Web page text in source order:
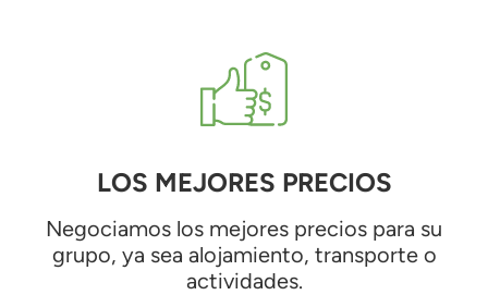
LOS MEJORES PRECIOS
Negociamos los mejores precios para su
grupo, ya sea alojamiento, transporte o
actividades.